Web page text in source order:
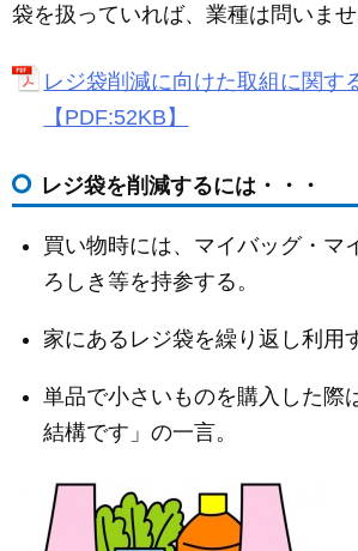
袋を扱っていれば、業種は問いませ
レジ袋削減に向けた取組に関す
【PDF:52KB】
レジ袋を削減するには・・・
買い物時には、マイバッグ・マ
ろしき等を持参する。
家にあるレジ袋を繰り返し利用
単品で小さいものを購入した際
結構です」の一言。